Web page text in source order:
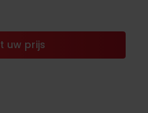
uw prijs